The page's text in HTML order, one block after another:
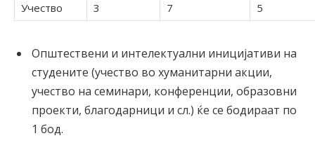
Учество
3 7 5
Општествени и интелектуални иницијативи на
студените (учество во хуманитарни акции,
учество на семинари, конференции, образовни
проекти, благодарници и сл.) ќе се бодираат по
1 бод.